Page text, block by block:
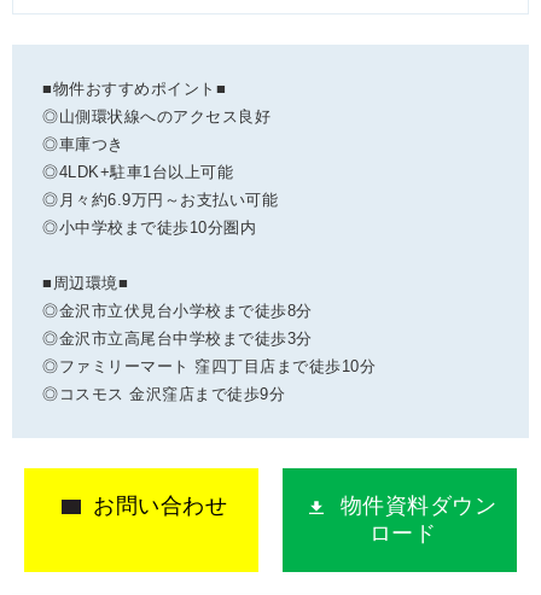
■物件おすすめポイント■
◎山側環状線へのアクセス良好
◎車庫つき
◎4LDK+駐車1台以上可能
◎月々約6.9万円～お支払い可能
◎小中学校まで徒歩10分圏内
■周辺環境■
◎金沢市立伏見台小学校まで徒歩8分
◎金沢市立高尾台中学校まで徒歩3分
◎ファミリーマート 窪四丁目店まで徒歩10分
◎コスモス 金沢窪店まで徒歩9分
お問い合わせ
物件資料ダウン
ロード